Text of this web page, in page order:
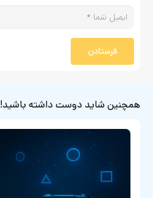
فرستادن
همچنین شاید دوست داشته باشید!